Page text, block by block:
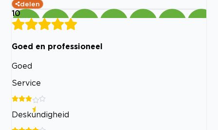
delen
10
Goed en professioneel
Goed
Service
Deskundigheid